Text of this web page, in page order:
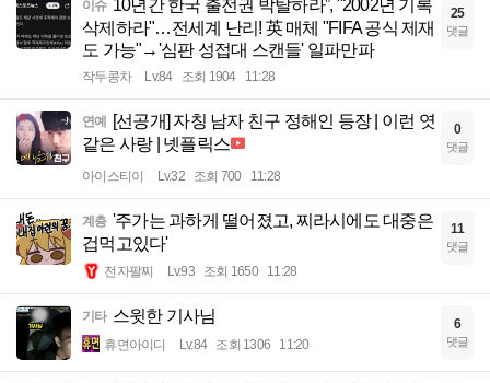
이슈 10년간 한국 출전권 박탈하라”, "2002년 기록
삭제하라"…전세계 난리! 英 매체 "FIFA 공식 제재
도 가능"→'심판 성접대 스캔들' 일파만파
작두콩차 Lv.84 조회 1904 11:28
25
댓글
연예
[선공개] 자칭 남자 친구 정해인 등장 | 이런 엿
같은 사랑 | 넷플릭스
아이스티이 Lv.32 조회 700 11:28
0
댓글
계층 '주가는 과하게 떨어졌고, 찌라시에도 대중은
겁먹고있다'
전자팔찌 Lv.93 조회 1650 11:28
11
댓글
기타 스윗한 기사님
휴면아이디 Lv.84 조회 1306 11:20
6
댓글